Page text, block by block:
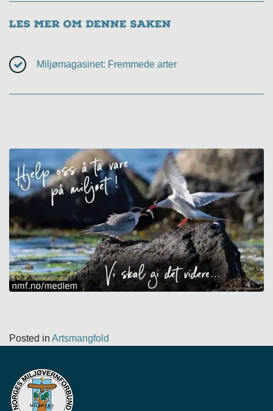
Les mer om denne saken
Miljømagasinet: Fremmede arter
Posted in Artsmangfold